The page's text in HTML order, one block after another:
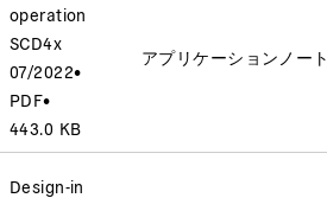
operation
SCD4x
07/2022•
PDF•
443.0 KB
アプリケーションノート
Design-in